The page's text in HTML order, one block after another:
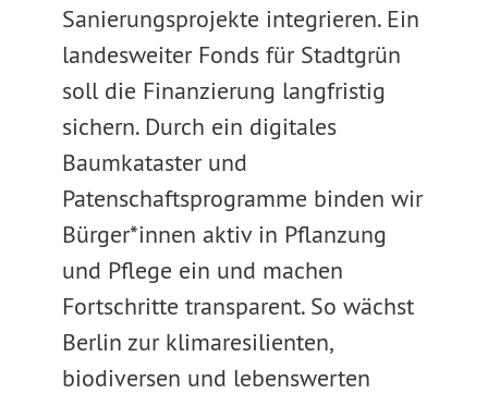
Sanierungsprojekte integrieren. Ein
landesweiter Fonds für Stadtgrün
soll die Finanzierung langfristig
sichern. Durch ein digitales
Baumkataster und
Patenschaftsprogramme binden wir
Bürger*innen aktiv in Pflanzung
und Pflege ein und machen
Fortschritte transparent. So wächst
Berlin zur klimaresilienten,
biodiversen und lebenswerten